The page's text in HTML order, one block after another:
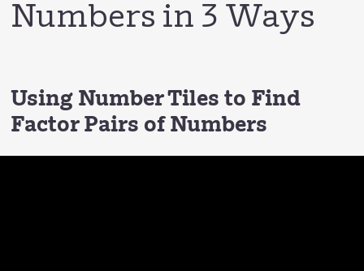
Numbers in 3 Ways
Using Number Tiles to Find
Factor Pairs of Numbers